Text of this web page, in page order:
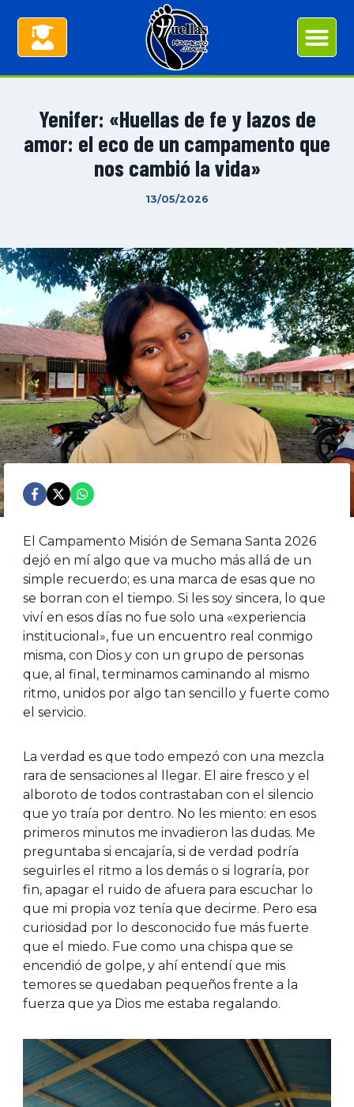
Yenifer: «Huellas de fe y lazos de
amor: el eco de un campamento que
nos cambió la vida»
13/05/2026
El Campamento Misión de Semana Santa 2026
dejó en mí algo que va mucho más allá de un
simple recuerdo; es una marca de esas que no
se borran con el tiempo. Si les soy sincera, lo que
viví en esos días no fue solo una «experiencia
institucional», fue un encuentro real conmigo
misma, con Dios y con un grupo de personas
que, al final, terminamos caminando al mismo
ritmo, unidos por algo tan sencillo y fuerte como
el servicio.
La verdad es que todo empezó con una mezcla
rara de sensaciones al llegar. El aire fresco y el
alboroto de todos contrastaban con el silencio
que yo traía por dentro. No les miento: en esos
primeros minutos me invadieron las dudas. Me
preguntaba si encajaría, si de verdad podría
seguirles el ritmo a los demás o si lograría, por
fin, apagar el ruido de afuera para escuchar lo
que mi propia voz tenía que decirme. Pero esa
curiosidad por lo desconocido fue más fuerte
que el miedo. Fue como una chispa que se
encendió de golpe, y ahí entendí que mis
temores se quedaban pequeños frente a la
fuerza que ya Dios me estaba regalando.